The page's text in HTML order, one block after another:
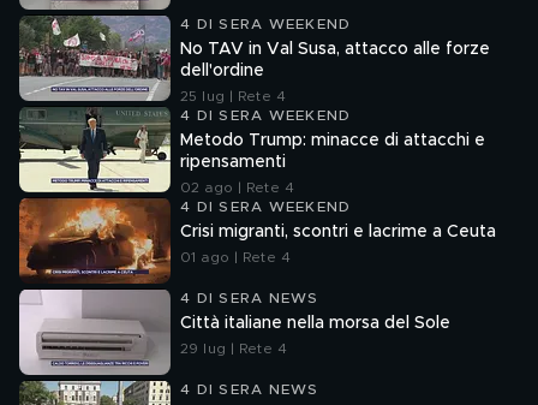
4 DI SERA WEEKEND
No TAV in Val Susa, attacco alle forze
dell'ordine
25 lug | Rete 4
4 DI SERA WEEKEND
Metodo Trump: minacce di attacchi e
ripensamenti
02 ago | Rete 4
4 DI SERA WEEKEND
Crisi migranti, scontri e lacrime a Ceuta
01 ago | Rete 4
4 DI SERA NEWS
Città italiane nella morsa del Sole
29 lug | Rete 4
4 DI SERA NEWS